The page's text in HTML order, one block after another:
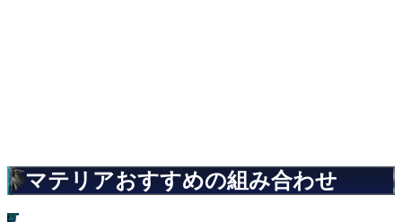
マテリアおすすめの組み合わせ